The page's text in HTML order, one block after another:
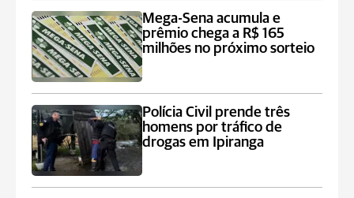
Mega-Sena acumula e
prêmio chega a R$ 165
milhões no próximo sorteio
Polícia Civil prende três
homens por tráfico de
drogas em Ipiranga